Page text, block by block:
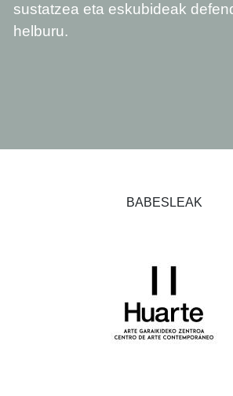
sustatzea eta eskubideak
helburu.
BABESLEAK